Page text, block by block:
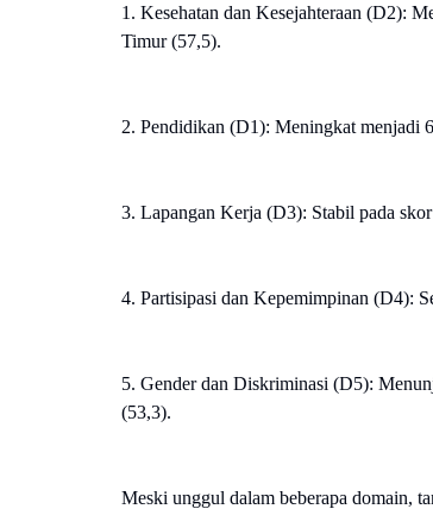
1. Kesehatan dan Kesejahteraan (D2):
Timur (57,5).
2. Pendidikan (D1): Meningkat menjadi
3. Lapangan Kerja (D3): Stabil pada
4. Partisipasi dan Kepemimpinan (D4):
5. Gender dan Diskriminasi (D5):
(53,3).
Meski unggul dalam beberapa domain,